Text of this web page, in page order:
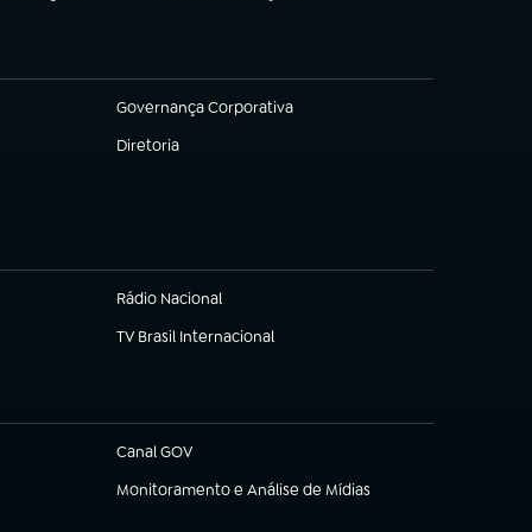
Governança Corporativa
(abre em nova aba)
Diretoria
(abre em nova aba)
Rádio Nacional
TV Brasil Internacional
(abre em nova aba)
Canal GOV
(abre em nova aba)
Monitoramento e Análise de Mídias
(abre em nova aba)